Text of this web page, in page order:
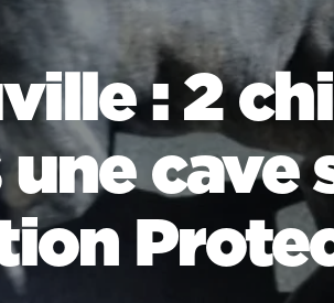
: 2
une cave